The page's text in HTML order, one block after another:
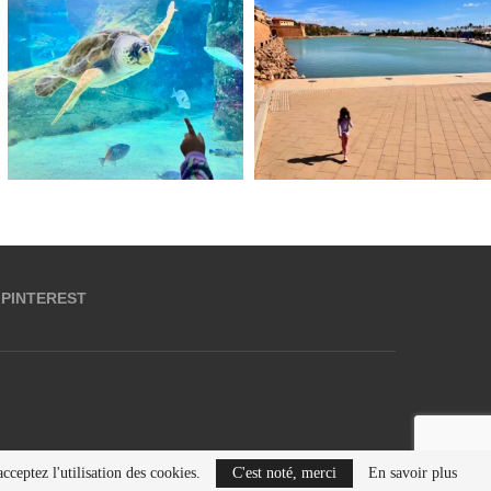
PINTEREST
l'utilisation des cookies. C'est noté, merci En savoir plus